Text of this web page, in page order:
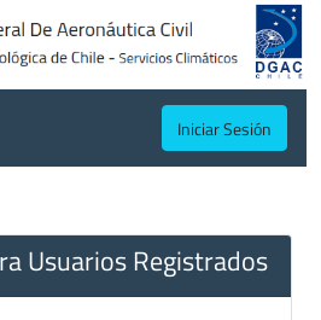
Iniciar Sesión
Usuarios Registrados